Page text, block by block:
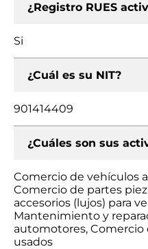
¿Registro RUES
Si
¿Cuál es su NIT?
901414409
¿Cuáles son sus
Comercio de vehículos
Comercio de partes
accesorios (lujos) para
Mantenimiento y
automotores,
usados